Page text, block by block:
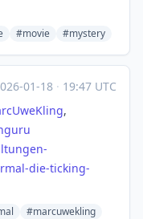
#movie #mystery
01-18 · 19:47 UTC
,
die-ticking-
#marcuwekling